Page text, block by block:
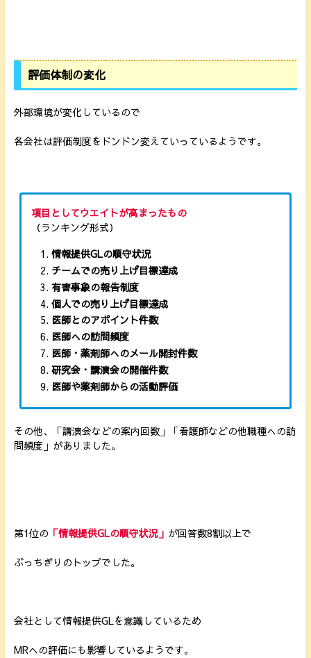
評価体制の変化
外部環境が変化しているので
各会社は評価制度をドンドン変えていっているようです。
項目としてウエイトが高まったもの
（ランキング形式）
情報提供GLの順守状況
チームでの売り上げ目標達成
有害事象の報告制度
個人での売り上げ目標達成
医師とのアポイント件数
医師への訪問頻度
医師・薬剤師へのメール開封件数
研究会・講演会の開催件数
医師や薬剤師からの活動評価
その他、「講演会などの案内回数」「看護師などの他職種への訪
問頻度」がありました。
第1位の 「情報提供GLの順守状況」 が回答数8割以上で
ぶっちぎりのトップでした。
会社として情報提供GLを意識しているため
MRへの評価にも影響しているようです。